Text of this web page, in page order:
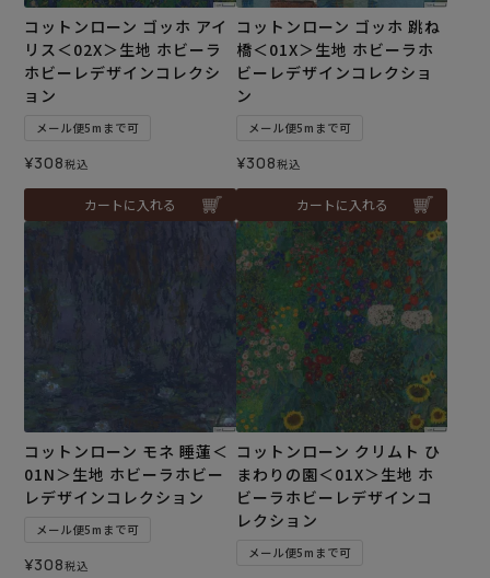
コットンローン ゴッホ アイ
リス＜02X＞生地 ホビーラ
ホビーレデザインコレクシ
ョン
メール便5mまで可
¥308税込
カートに入れる
コットンローン ゴッホ 跳ね
橋＜01X＞生地 ホビーラホ
ビーレデザインコレクショ
ン
メール便5mまで可
¥308税込
カートに入れる
コットンローン モネ 睡蓮＜
01N＞生地 ホビーラホビー
レデザインコレクション
メール便5mまで可
¥308税込
コットンローン クリムト ひ
まわりの園＜01X＞生地 ホ
ビーラホビーレデザインコ
レクション
メール便5mまで可